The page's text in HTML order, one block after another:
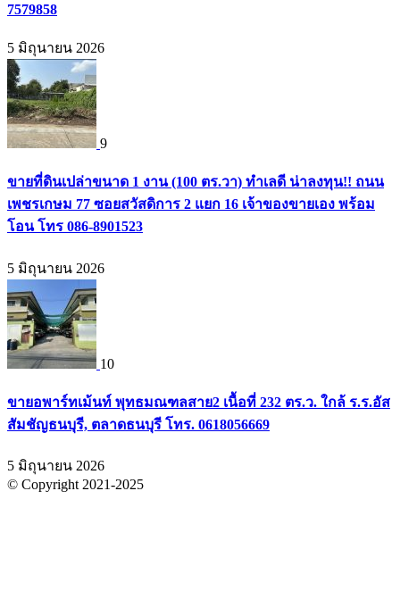
7579858
5 มิถุนายน 2026
9
ขายที่ดินเปล่าขนาด 1 งาน (100 ตร.วา) ทำเลดี น่าลงทุน!! ถนน
เพชรเกษม 77 ซอยสวัสดิการ 2 แยก 16 เจ้าของขายเอง พร้อม
โอน โทร 086-8901523
5 มิถุนายน 2026
10
ขายอพาร์ทเม้นท์ พุทธมณฑลสาย2 เนื้อที่ 232 ตร.ว. ใกล้ ร.ร.อัส
สัมชัญธนบุรี, ตลาดธนบุรี โทร. 0618056669
5 มิถุนายน 2026
© Copyright 2021-2025